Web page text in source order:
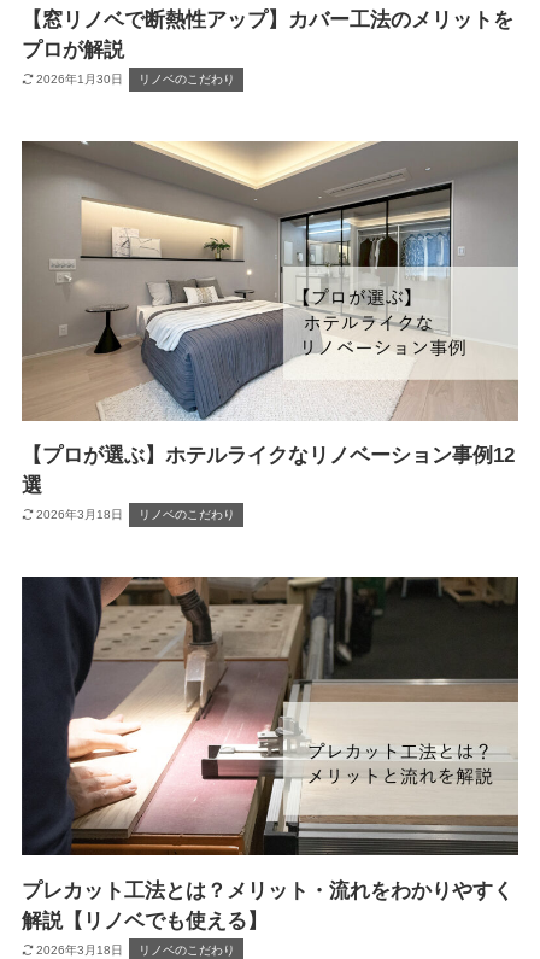
【窓リノベで断熱性アップ】カバー工法のメリットを
プロが解説
2026年1月30日 リノベのこだわり
【プロが選ぶ】ホテルライクなリノベーション事例12
選
2026年3月18日 リノベのこだわり
プレカット工法とは？メリット・流れをわかりやすく
解説【リノベでも使える】
2026年3月18日 リノベのこだわり